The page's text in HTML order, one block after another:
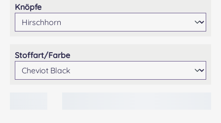
Knöpfeauswählen
Stoffart/Farbeauswählen